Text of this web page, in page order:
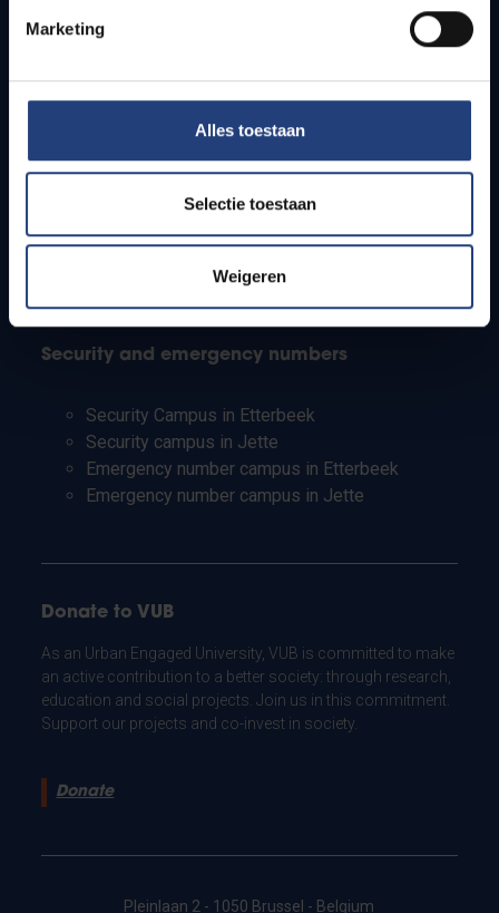
Marketing
Alles toestaan
Selectie toestaan
Weigeren
Students
PhD students
Teachers and secondary schools
Working students
Security and emergency numbers
Security Campus in Etterbeek
Security campus in Jette
Emergency number campus in Etterbeek
Emergency number campus in Jette
Donate to VUB
As an Urban Engaged University, VUB is committed to make
an active contribution to a better society: through research,
education and social projects. Join us in this commitment.
Support our projects and co-invest in society.
Donate
Pleinlaan 2 - 1050 Brussel - Belgium